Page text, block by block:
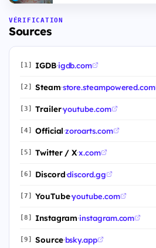
VÉRIFICATION
Sources
[1] IGDB·igdb.com
[2] Steam·store.steampowered.com
[3] Trailer·youtube.com
[4] Official·zoroarts.com
[5] Twitter / X·x.com
[6] Discord·discord.gg
[7] YouTube·youtube.com
[8] Instagram·instagram.com
[9] Source·bsky.app